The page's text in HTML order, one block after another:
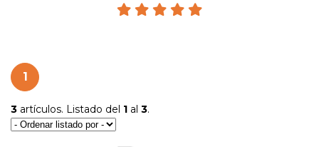
1
3 artículos. Listado del 1 al 3.